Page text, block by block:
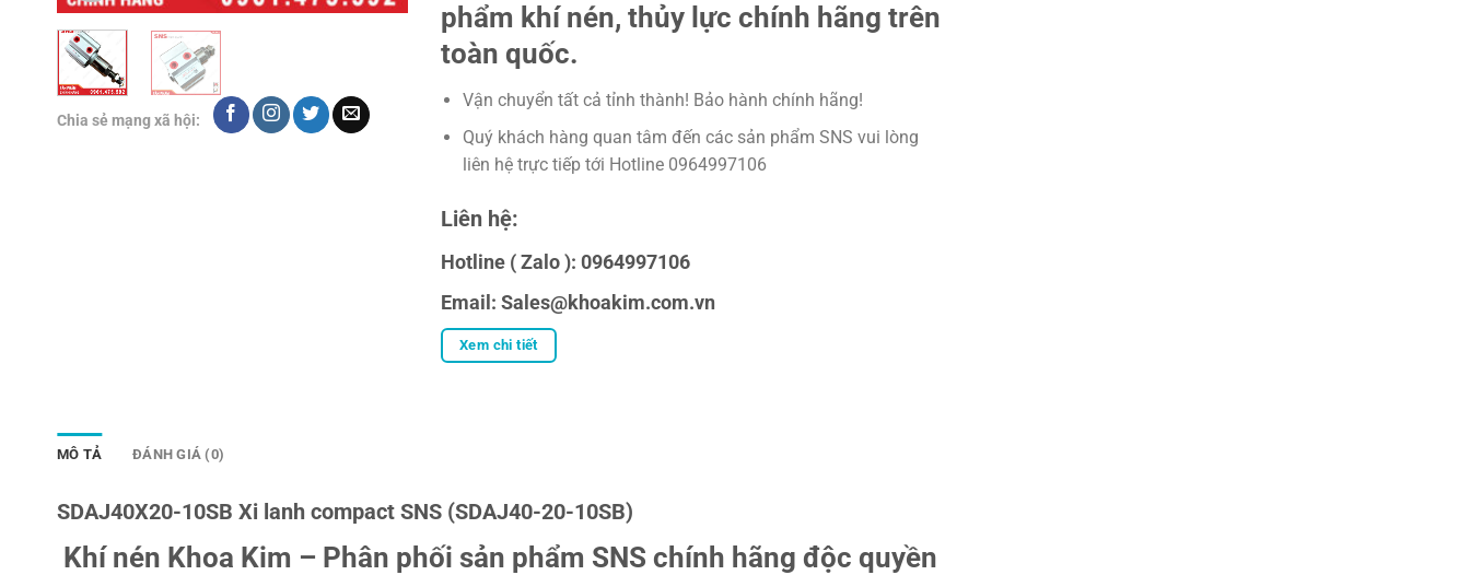
Chia sẻ mạng xã hội:
phẩm khí nén, thủy lực chính hãng trên
toàn quốc.
Vận chuyển tất cả tỉnh thành! Bảo hành chính hãng!
Quý khách hàng quan tâm đến các sản phẩm SNS vui lòng
liên hệ trực tiếp tới Hotline 0964997106
Liên hệ:
Hotline ( Zalo ): 0964997106
Email: Sales@khoakim.com.vn
Xem chi tiết
MÔ TẢ ĐÁNH GIÁ (0)
SDAJ40X20-10SB Xi lanh compact SNS (SDAJ40-20-10SB)
Khí nén Khoa Kim – Phân phối sản phẩm SNS chính hãng độc quyền